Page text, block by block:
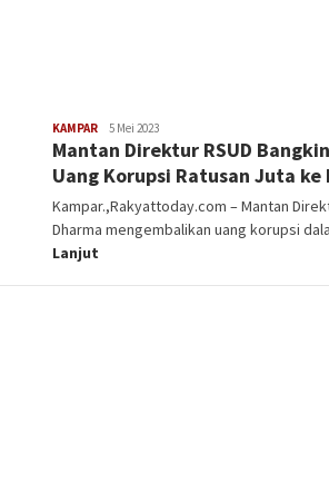
KAMPAR Aldi
Irpan
5 Mei 2023
Mantan Direktur RSUD
Uang Korupsi Ratusan Juta
Kampar.,Rakyattoday.com – Mantan
Dharma mengembalikan uang korupsi
Lanjut